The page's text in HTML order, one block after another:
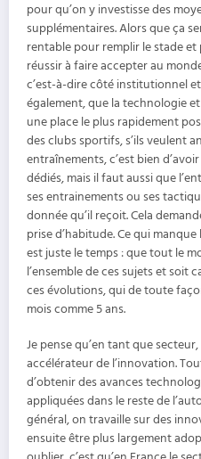
pour qu’on y investisse des
supplémentaires. Alors que ça
rentable pour remplir le stade
réussir à faire accepter au
c’est-à-dire côté institutionnel
également, que la technologie
une place le plus rapidement
des clubs sportifs, s’ils veulent
entraînements, c’est bien
dédiés, mais il faut aussi que
ses entrainements ou ses
donnée qu’il reçoit. Cela
prise d’habitude. Ce qui
est juste le temps : que tout le
l’ensemble de ces sujets et soit
ces évolutions, qui de toute
mois comme 5 ans.
Je pense qu’en tant que
accélérateur de l’innovation.
d’obtenir des avances
appliquées dans le reste de
général, on travaille sur des
ensuite être plus largement